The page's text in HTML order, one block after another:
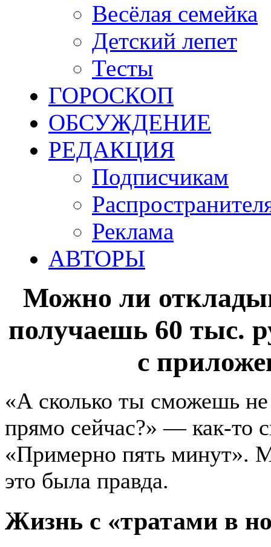
Весёлая семейка
Детский лепет
Тесты
ГОРОСКОП
ОБСУЖДЕНИЕ
РЕДАКЦИЯ
Подписчикам
Реклама
АВТОРЫ
Можно ли
получаешь 60 тыс.
с
«А сколько ты сможешь
прямо сейчас?» — как-то
«Примерно пять минут».
это была правда.
Жизнь с «тратами в